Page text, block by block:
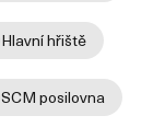
Hlavní hřiště
SCM posilovna